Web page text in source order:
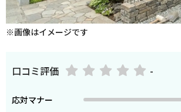
※画像はイメージです
口コミ評価 -
応対マナー